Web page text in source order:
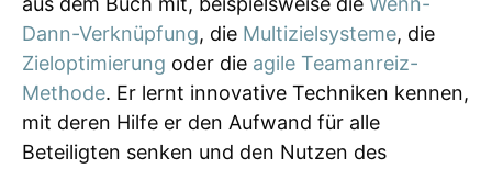
Dann-Verknüpfung, die Multizielsysteme, die
Zieloptimierung oder die agile Teamanreiz-
Methode. Er lernt innovative Techniken kennen,
mit deren Hilfe er den Aufwand für alle
Beteiligten senken und den Nutzen des